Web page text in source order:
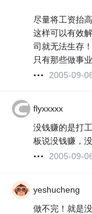
尽量将工资抬
这样可以有效
司就无法生存！
只有那些做事
2005-09-
flyxxxxx
没钱赚的是打
板说没钱赚，
2005-09-
yeshucheng
做不完！就是